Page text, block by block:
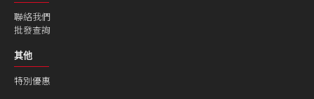
聯絡我們
批發查詢
其他
特別優惠